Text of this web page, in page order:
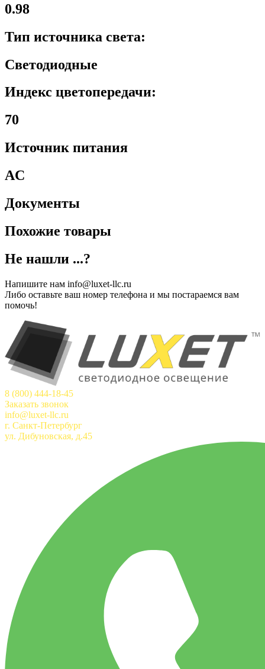
0.98
Тип источника света:
Светодиодные
Индекс цветопередачи:
70
Источник питания
AC
Документы
Похожие товары
Не нашли ...?
Напишите нам info@luxet-llc.ru
Либо оставьте ваш номер телефона и мы постараемся вам
помочь!
8 (800) 444-18-45
Заказать звонок
info@luxet-llc.ru
г. Санкт-Петербург
ул. Дибуновская, д.45